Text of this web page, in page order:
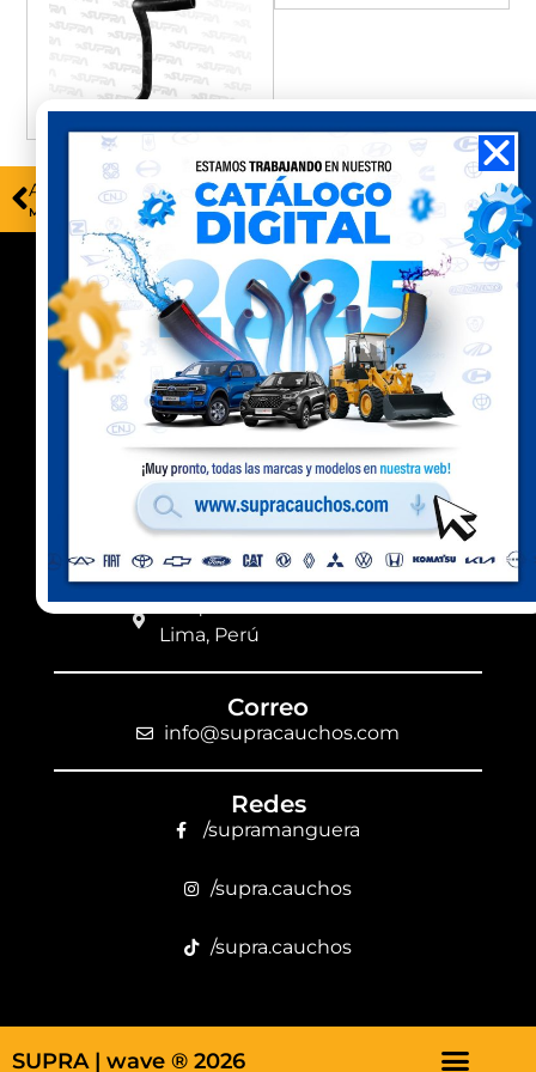
ANTERIOR
MBP-128
SIGUIENTE
MBP-129
Contacto
Celular Perú
(+51) 941 541 444
Celular Ecuador
(+593) 99 078 6063
Ubicación
Km 8,5 vía a Daule
Guayaquil, Ecuador
Parque Industrial - Ancón
Lima, Perú
Correo
info@supracauchos.com
Redes
/supramanguera
/supra.cauchos
/supra.cauchos
SUPRA | wave ® 2026